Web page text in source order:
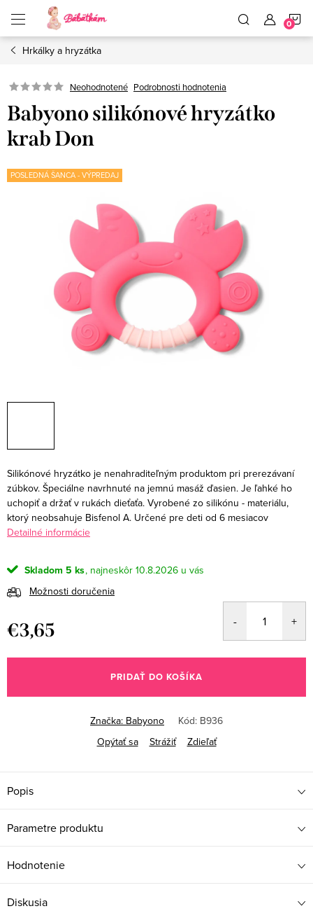
obsah
Hrkálky a hryzátka
Neohodnotené Podrobnosti hodnotenia
Babyono silikónové hryzátko
krab Don
POSLEDNÁ ŠANCA - VÝPREDAJ
Silikónové hryzátko je nenahraditeľným produktom pri prerezávaní
zúbkov. Špeciálne navrhnuté na jemnú masáž ďasien. Je ľahké ho
uchopiť a držať v rukách dieťaťa. Vyrobené zo silikónu - materiálu,
ktorý neobsahuje Bisfenol A. Určené pre deti od 6 mesiacov
Detailné informácie
Skladom 5 ks
10.8.2026
Možnosti doručenia
€3,65
cena:
PRIDAŤ DO KOŠÍKA
Značka: Babyono Kód: B936
Opýtať sa
Strážiť Zdieľať
Popis
Parametre produktu
Hodnotenie
Diskusia